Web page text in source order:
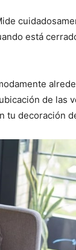
está
de las
tu decoración